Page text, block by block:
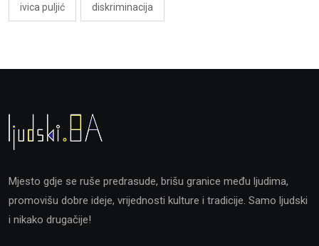
ivica puljić diskriminacija
Mjesto gdje se ruše predrasude, brišu granice među ljudima,
promovišu dobre ideje, vrijednosti kulture i tradicije. Samo ljudski
i nikako drugačije!